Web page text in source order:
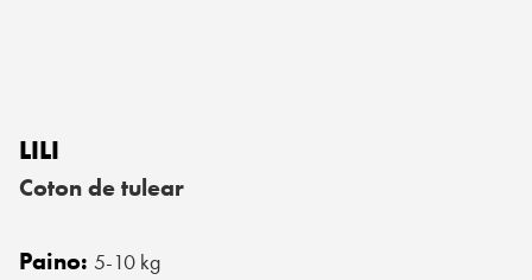
LILI
Coton de tulear
Paino: 5-10 kg